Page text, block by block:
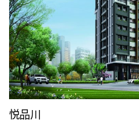
悦品川